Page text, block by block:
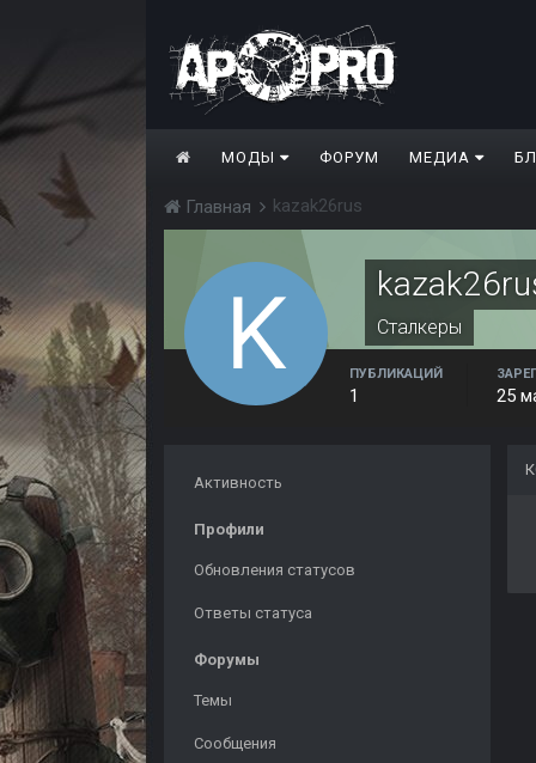
МОДЫ ФОРУМ МЕДИА
Главная kazak26rus
Сталкеры
ПУБЛИКАЦИЙ
1 25
Активность
Профили
Обновления статусов
Ответы статуса
Форумы
Темы
Сообщения